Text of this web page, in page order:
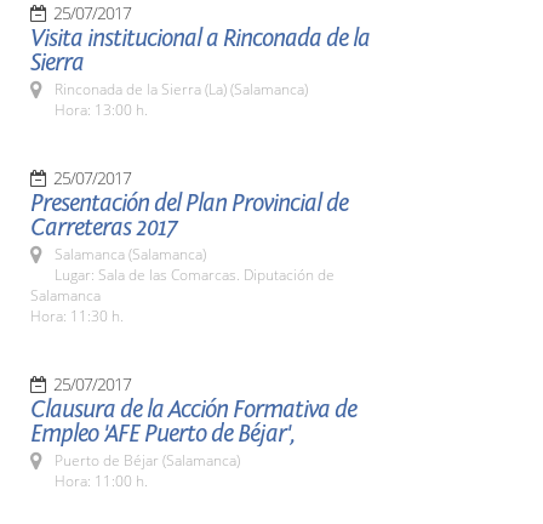
25/07/2017
Visita institucional a Rinconada de la
Sierra
Rinconada de la Sierra (La) (Salamanca)
Hora: 13:00 h.
25/07/2017
Presentación del Plan Provincial de
Carreteras 2017
Salamanca (Salamanca)
Lugar: Sala de las Comarcas. Diputación de
Salamanca
Hora: 11:30 h.
25/07/2017
Clausura de la Acción Formativa de
Empleo 'AFE Puerto de Béjar',
Puerto de Béjar (Salamanca)
Hora: 11:00 h.